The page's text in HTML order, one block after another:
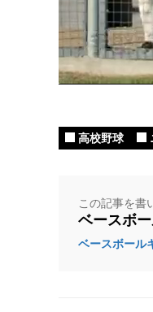
高校野球
この記事を書
ベースボ
ベースボール